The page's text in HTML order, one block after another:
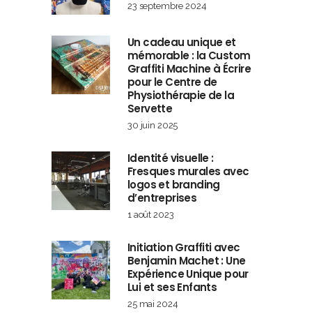
23 septembre 2024
Un cadeau unique et
mémorable : la Custom
Graffiti Machine à Écrire
pour le Centre de
Physiothérapie de la
Servette
30 juin 2025
Identité visuelle :
Fresques murales avec
logos et branding
d’entreprises
1 août 2023
Initiation Graffiti avec
Benjamin Machet : Une
Expérience Unique pour
Lui et ses Enfants
25 mai 2024